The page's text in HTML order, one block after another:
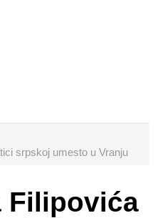
srpskoj umesto u Vranju
Filipovića